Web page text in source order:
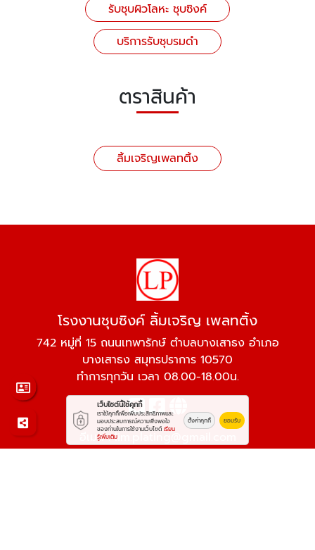
รับชุบผิวโลหะ ชุบซิงค์
บริการรับชุบรมดำ
ตราสินค้า
ลิ้มเจริญเพลทติ้ง
โรงงานชุบซิงค์ ลิ้มเจริญ เพลทติ้ง
742 หมู่ที่ 15 ถนนเทพารักษ์ ตำบลบางเสาธง อำเภอ
บางเสาธง สมุทรปราการ 10570
ทำการทุกวัน เวลา 08.00-18.00น.
อีเมล :lim.plating@gmail.com
โทรศัพท์ :064-296-4942,095-562-8998
เว็บไซต์นี้ใช้คุกกี้
เราใช้คุกกี้เพื่อเพิ่มประสิทธิภาพและ
มอบประสบการณ์ความพึงพอใจ
ของท่านในการใช้งานเว็บไซต์ เรียน
รู้เพิ่มเติม
ตั้งค่าคุกกี้ ยอมรับ